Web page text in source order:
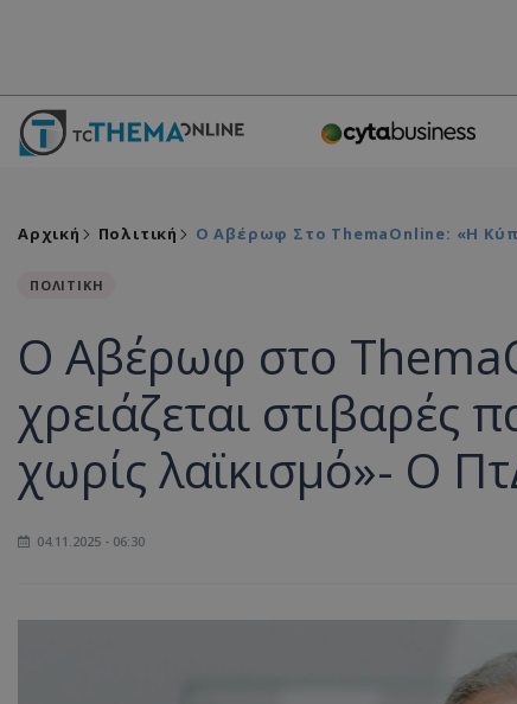
Αρχική Πολιτική Ο Αβέρωφ Στο ThemaOnline: «Η
ΠΟΛΙΤΙΚΗ
Ο Αβέρωφ στο
χρειάζεται στιβαρές
χωρίς λαϊκισμό»- Ο
04.11.2025 - 06:30